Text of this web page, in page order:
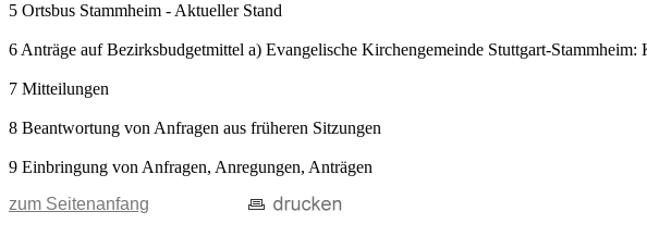
5 Ortsbus Stammheim - Aktueller Stand
6 Anträge auf Bezirksbudgetmittel a) Evangelische Kirchengemeinde Stuttgart-
7 Mitteilungen
8 Beantwortung von Anfragen aus früheren Sitzungen
9 Einbringung von Anfragen, Anregungen, Anträgen
zum Seitenanfang